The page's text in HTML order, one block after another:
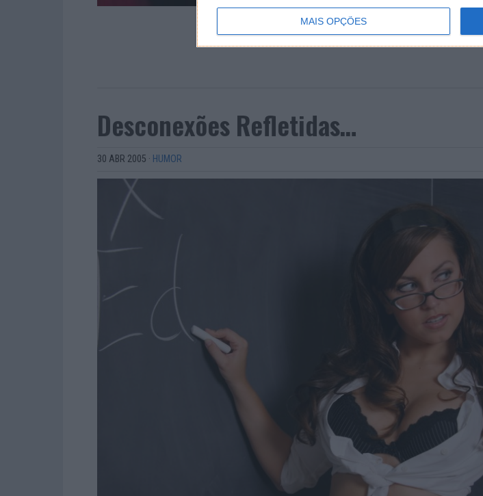
MAIS OPÇÕES
Desconexões Refletidas…
30 ABR 2005 · HUMOR